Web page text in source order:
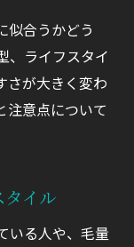
似合うかどう
、ライフスタイ
さが大きく変わ
注意点について
タイル
いる人や、毛量